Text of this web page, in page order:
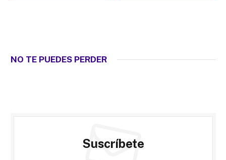
NO TE PUEDES PERDER
Suscríbete